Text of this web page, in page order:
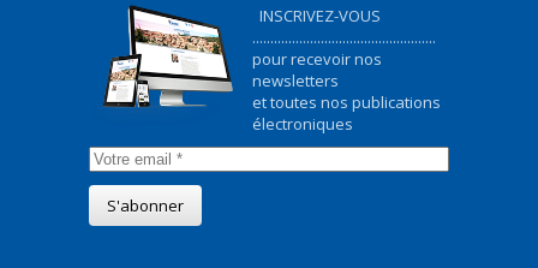
INSCRIVEZ-VOUS
...................................................
pour recevoir nos
newsletters
et toutes nos publications
électroniques